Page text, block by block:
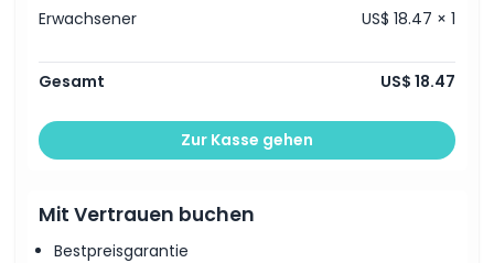
Erwachsener
US$ 18.47 × 1
Gesamt US$ 18.47
Zur Kasse gehen
Mit Vertrauen buchen
Bestpreisgarantie